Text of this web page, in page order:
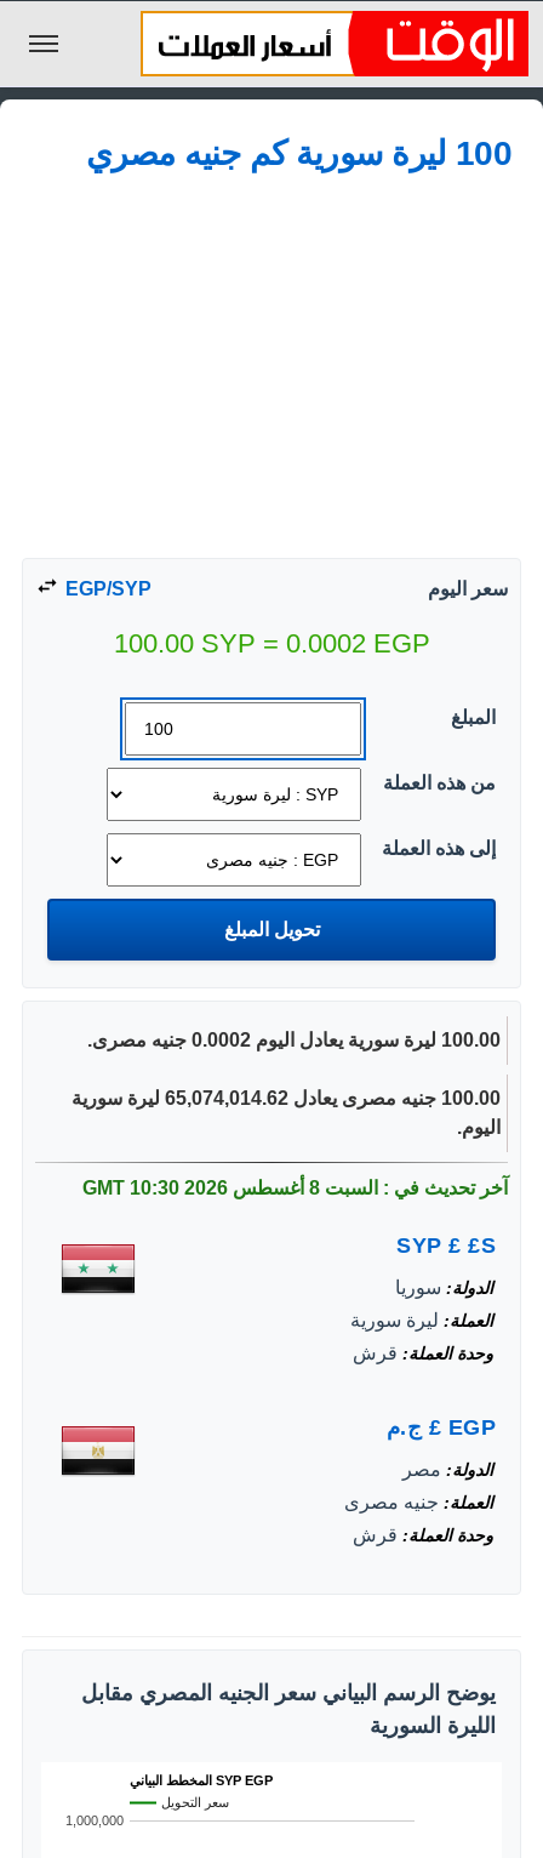
الليرة السورية
الجنيه المصري
100 ليرة سورية كم جنيه مصري
سعر اليوم EGP/SYP
100.00 SYP = 0.0002 EGP
المبلغ
من هذه العملة
إلى هذه العملة
100.00 ليرة سورية يعادل اليوم 0.0002 جنيه مصرى.
100.00 جنيه مصرى يعادل 65,074,014.62 ليرة سورية
اليوم.
آخر تحديث في : السبت 8 أغسطس 2026 10:30 GMT
SYP £ £S
الدولة سوريا
العملة ليرة سورية
وحدة العملة قرش
EGP
£ ج.م
الدولة مصر
العملة جنيه مصرى
وحدة العملة قرش
يوضح الرسم البياني سعر الجنيه المصري مقابل
الليرة السورية
المخطط البياني SYP EGP
سعر التحويل
1,000,000